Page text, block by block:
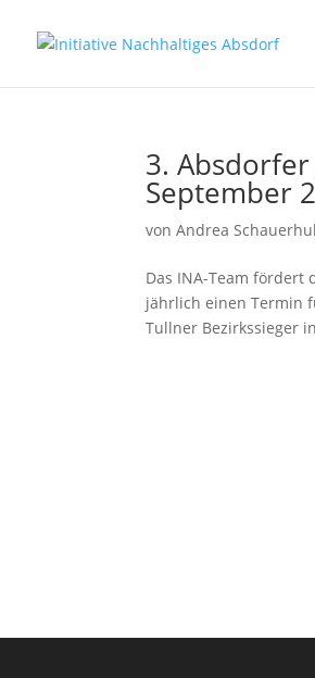
3.
September
vonAndrea
Das INA-Team fördert
jährlich einen Termin
Tullner Bezirkssieger